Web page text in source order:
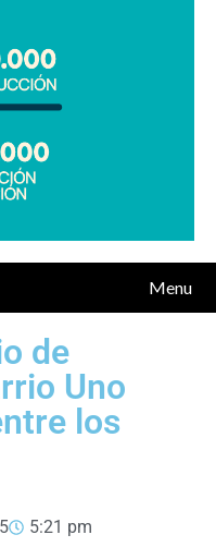
Menu
de
Uno
los
5:21 pm